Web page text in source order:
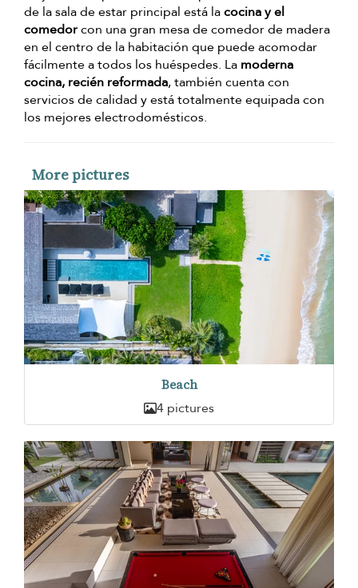
de la sala de estar principal está lacocina y el
comedorcon una gran mesa de comedor de madera
en el centro de la habitación que puede acomodar
fácilmente a todos los huéspedes. La moderna
cocina, recién reformada, también cuenta con
servicios de calidad y está totalmente equipada con
los mejores electrodomésticos.
More pictures
Beach
4 pictures